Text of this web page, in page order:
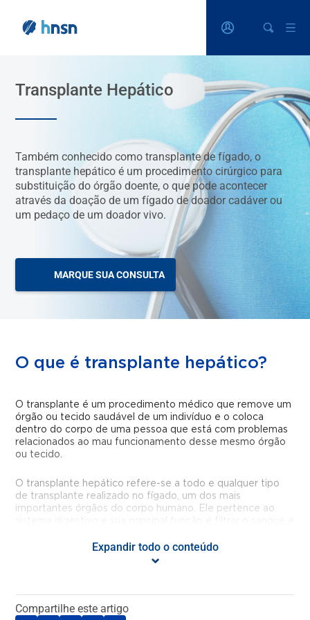
Transplante Hepático
Também conhecido como transplante de fígado, o
transplante hepático é um procedimento cirúrgico para
substituição do órgão doente, o que pode acontecer
através da doação de um fígado de doador cadáver ou
um pedaço de um doador vivo.
MARQUE SUA CONSULTA
O que é transplante hepático?
O transplante é um procedimento médico que remove um
órgão ou tecido saudável de um indivíduo e o coloca
dentro do corpo de uma pessoa que está com problemas
relacionados ao mau funcionamento desse mesmo órgão
ou tecido.
O transplante hepático refere-se a todo e qualquer tipo
de transplante realizado no fígado, um dos mais
importantes órgãos do corpo humano. Ele pertence ao
proteínas, fatores de coagulação, triglicerídeos, colesterol
e bile, entre outras substâncias que contribuem para o
seus tecidos, sendo, portanto, um dos órgãos que podem
Expandir todo o conteúdo
Compartilhe este artigo